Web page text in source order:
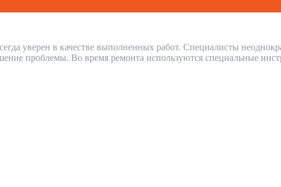
уверен в качестве выполненных работ. Специалисты
проблемы. Во время ремонта используются специальные